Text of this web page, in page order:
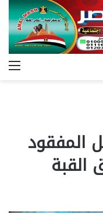
المفقود
القبة